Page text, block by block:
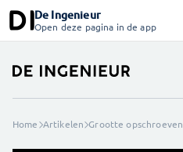
De Ingenieur
Open deze pagina in de app
Home Artikelen Grootte opschroeven